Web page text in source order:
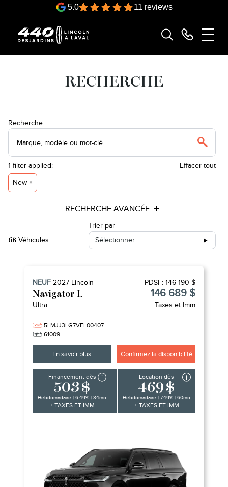
5.0 11 reviews
RECHERCHE
Recherche
1 filter applied:
Effacer tout
New ×
RECHERCHE AVANCÉE
68 Véhicules
Trier par
Sélectionner
NEUF 2027 Lincoln
Navigator L
Ultra
5LMJJ3LG7VEL00407
61009
PDSF: 146 190 $
146 689 $
+ Taxes et Imm
En savoir plus Confirmez la disponibilité
Financement dès
503 $
Hebdomadaire | 6.49% | 84mo
+ TAXES ET IMM
Location dès
469 $
Hebdomadaire | 7.49% | 60mo
+ TAXES ET IMM